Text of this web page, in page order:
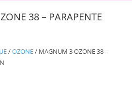
38 – PARAPENTE
/OZONE/ MAGNUM 3 OZONE 38 –